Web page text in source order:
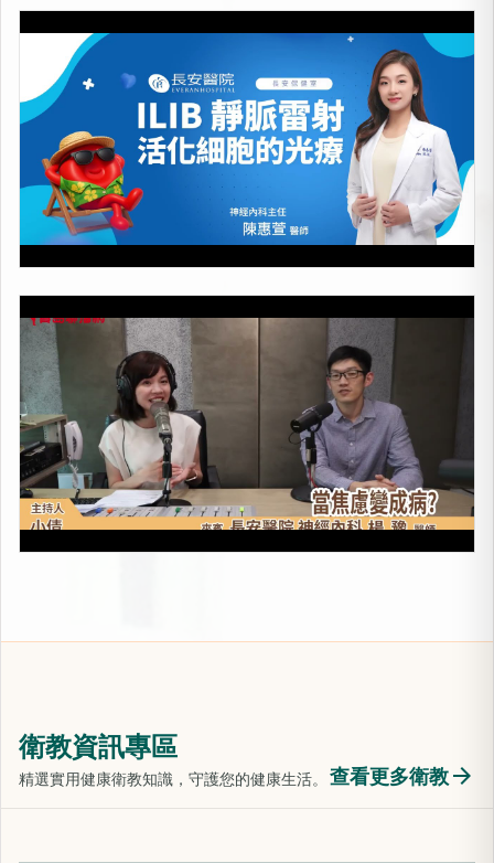
上架時間：2025-10-31
上架時間：2026-05-08
衛教資訊專區
精選實用健康衛教知識，守護您的健康生活。 查看更多衛教arrow_forward